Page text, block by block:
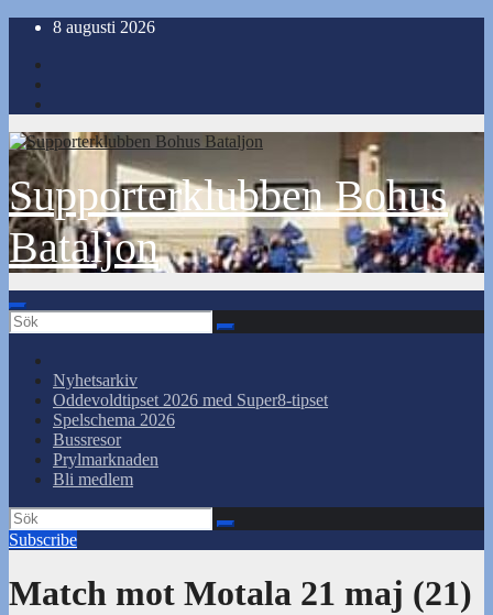
Hoppa
innehåll
8 augusti 2026
Supporterklubben Bohus
Bataljon
Nyhetsarkiv
Oddevoldtipset 2026 med Super8-tipset
Spelschema 2026
Bussresor
Prylmarknaden
Bli medlem
Subscribe
Match mot Motala 21 maj (21)